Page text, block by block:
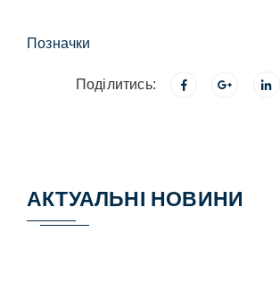
Позначки
Поділитись:
АКТУАЛЬНІ НОВИНИ